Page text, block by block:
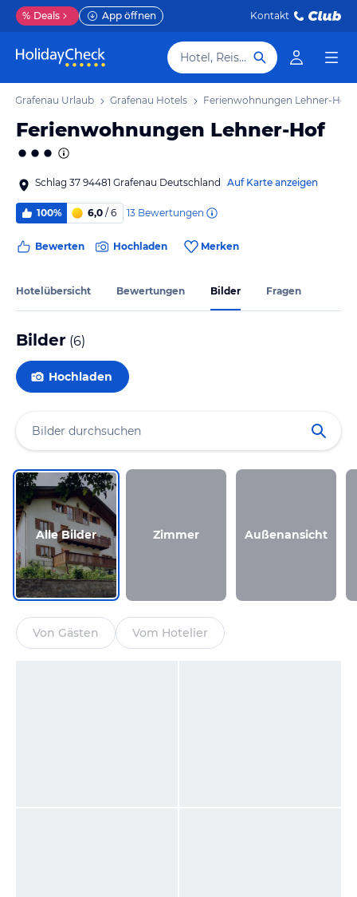
% Deals App öffnen Kontakt
Hotel, Reiseziel
Grafenau Urlaub Grafenau Hotels Ferienwohnungen Lehner-Hof
Ferienwohnungen Lehner-Hof
Schlag 37 94481 Grafenau Deutschland Auf Karte anzeigen
100% 6,0 / 6 13 Bewertungen
Bewerten Hochladen Merken
Hotelübersicht Bewertungen Bilder Fragen
Bilder (6)
Hochladen
Alle Bilder Zimmer Außenansicht
Von Gästen Vom Hotelier